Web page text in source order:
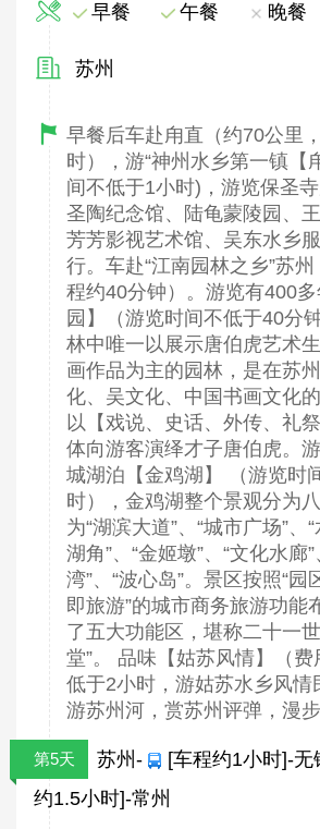
早餐 午餐 晚餐
苏州
早餐后车赴甪直（约70公里
时），游“神州水乡第一镇【
间不低于1小时)，游览保圣
圣陶纪念馆、陆龟蒙陵园、
芳芳影视艺术馆、吴东水乡
行。车赴“江南园林之乡”苏
程约40分钟）。游览有400
园】（游览时间不低于40分
林中唯一以展示唐伯虎艺术
画作品为主的园林，是在苏
化、吴文化、中国书画文化
以【戏说、史话、外传、礼
体向游客演绎才子唐伯虎。
城湖泊【金鸡湖】 （游览时
时），金鸡湖整个景观分为
为“湖滨大道”、“城市广场”、
湖角”、“金姬墩”、“文化水廊
湾”、“波心岛”。景区按照“园
即旅游”的城市商务旅游功能
了五大功能区，堪称二十一
堂”。 品味【姑苏风情】（
低于2小时，游姑苏水乡风情
游苏州河，赏苏州评弹，漫步
第5天 苏州- [车程约1小时]-无
约1.5小时]-常州